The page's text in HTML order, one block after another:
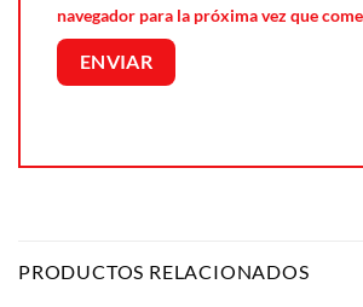
navegador para la próxima vez que
PRODUCTOS RELACIONADOS